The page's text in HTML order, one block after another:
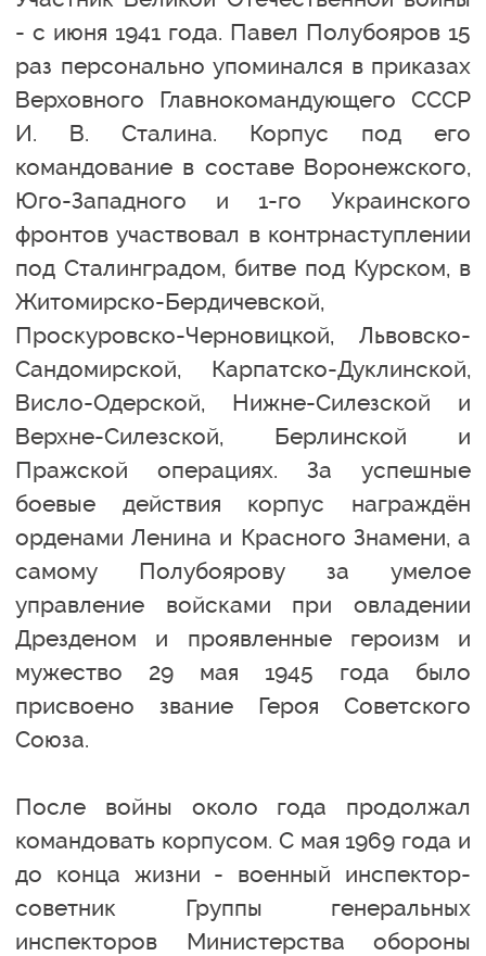
- с июня 1941 года. Павел Полубояров 15
раз персонально упоминался в приказах
Верховного Главнокомандующего СССР
И. В. Сталина. Корпус под его
командование в составе Воронежского,
Юго-Западного и 1-го Украинского
фронтов участвовал в контрнаступлении
под Сталинградом, битве под Курском, в
Житомирско-Бердичевской,
Проскуровско-Черновицкой, Львовско-
Сандомирской, Карпатско-Дуклинской,
Висло-Одерской, Нижне-Силезской и
Верхне-Силезской, Берлинской и
Пражской операциях. За успешные
боевые действия корпус награждён
орденами Ленина и Красного Знамени, а
самому Полубоярову за умелое
управление войсками при овладении
Дрезденом и проявленные героизм и
мужество 29 мая 1945 года было
присвоено звание Героя Советского
Союза.
После войны около года продолжал
командовать корпусом. С мая 1969 года и
до конца жизни - военный инспектор-
советник Группы генеральных
инспекторов Министерства обороны